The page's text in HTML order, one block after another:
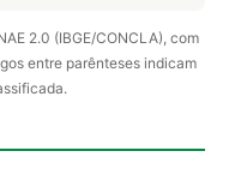
2.0 (IBGE/CONCLA), com
entre parênteses indicam